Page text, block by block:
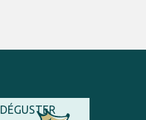
DÉGUSTER